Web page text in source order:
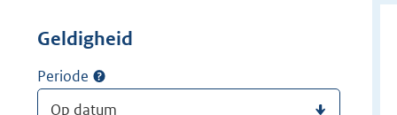
Geldigheid
Periode